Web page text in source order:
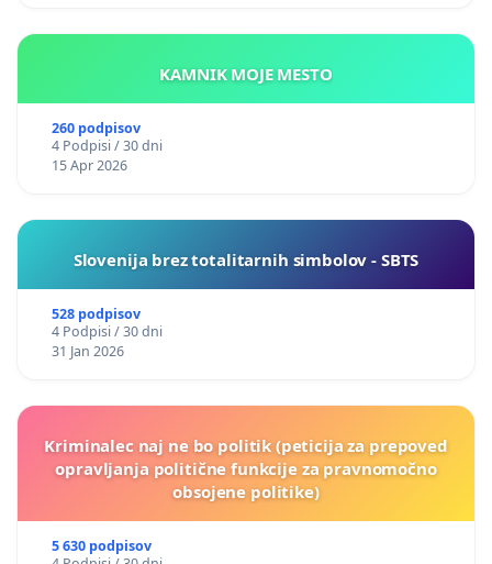
KAMNIK MOJE MESTO
260 podpisov
4 Podpisi / 30 dni
15 Apr 2026
Slovenija brez totalitarnih simbolov - SBTS
528 podpisov
4 Podpisi / 30 dni
31 Jan 2026
Kriminalec naj ne bo politik (peticija za prepoved
opravljanja politične funkcije za pravnomočno
obsojene politike)
5 630 podpisov